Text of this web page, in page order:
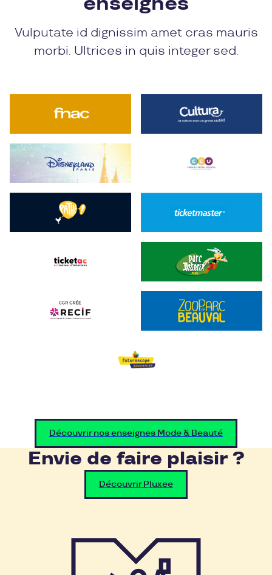
Vulputate id dignissim amet cras mauris
morbi. Ultrices in quis integer sed.
Découvrir nos enseignes Mode & Beauté
Envie de faire plaisir ?
Découvrir Pluxee